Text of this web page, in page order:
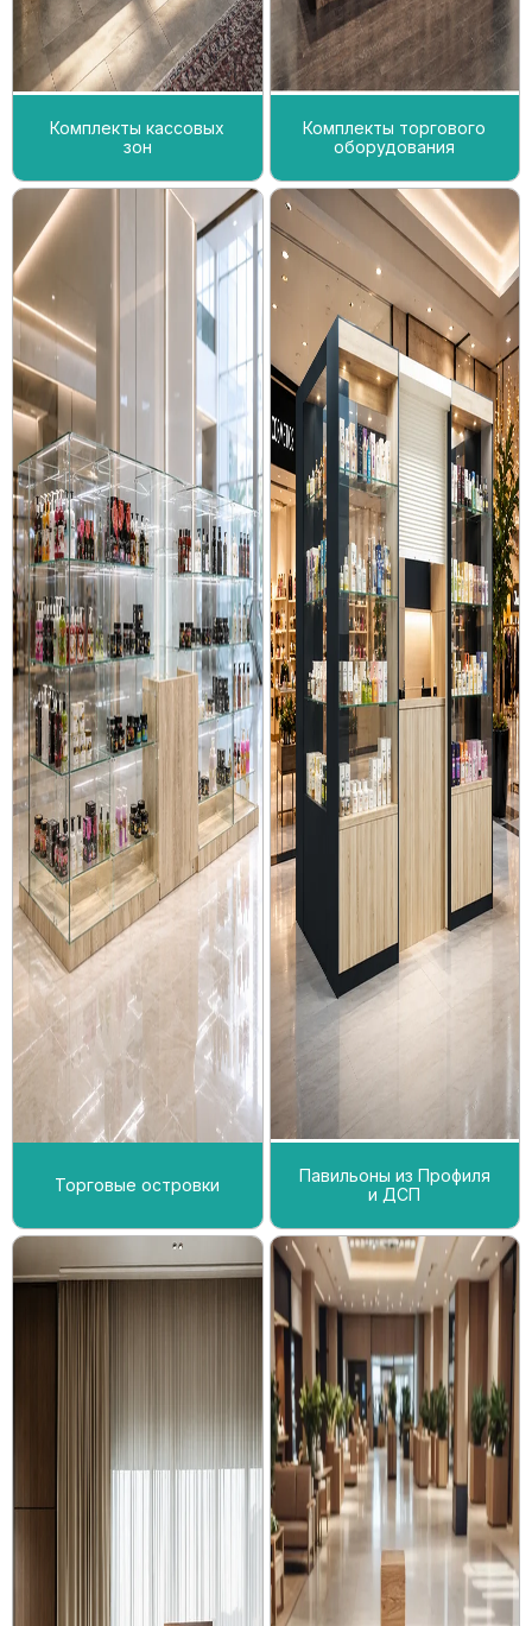
Комплекты кассовых
зон
Комплекты торгового
оборудования
Торговые островки
Павильоны из Профиля
и ДСП